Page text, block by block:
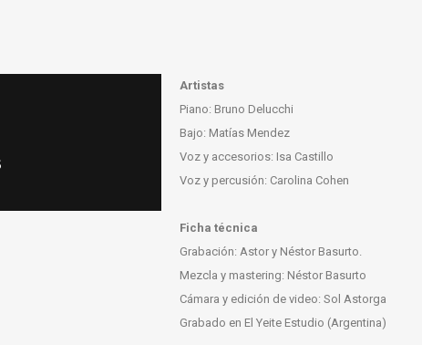
Artistas
Piano: Bruno Delucchi
Bajo: Matías Mendez
Voz y accesorios: Isa Castillo
Voz y percusión: Carolina Cohen
Ficha técnica
Grabación: Astor y Néstor Basurto.
Mezcla y mastering: Néstor Basurto
Cámara y edición de video: Sol Astorga
Grabado en El Yeite Estudio (Argentina)